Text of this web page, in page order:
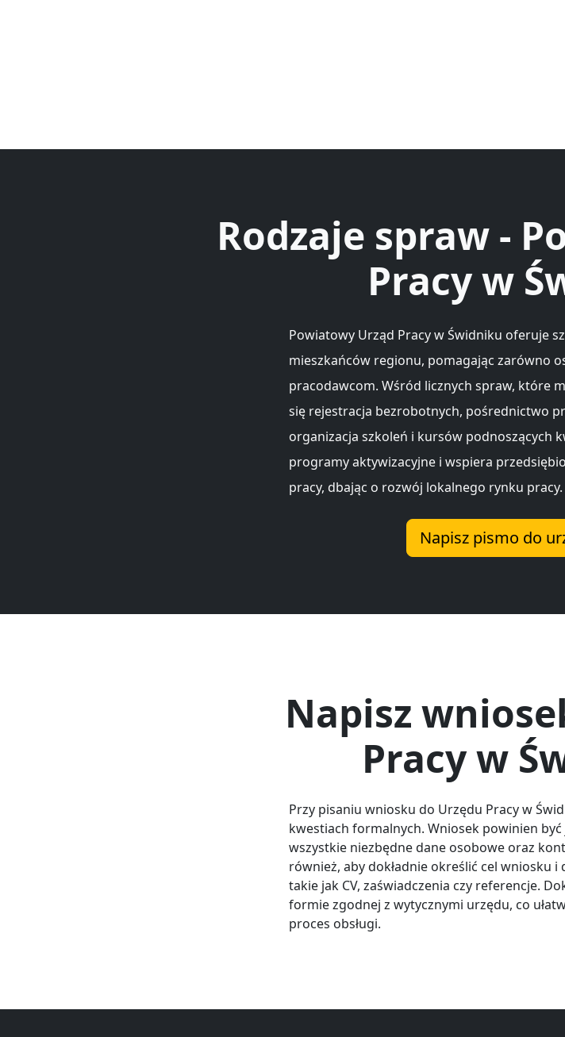
Rodzaje spraw -
Pracy w
Powiatowy Urząd Pracy w Świdniku oferuje
mieszkańców regionu, pomagając zarówno
pracodawcom. Wśród licznych spraw, które
się rejestracja bezrobotnych, pośrednictwo
organizacja szkoleń i kursów podnoszących
programy aktywizacyjne i wspiera
pracy, dbając o rozwój lokalnego rynku pracy.
Napisz pismo do
Napisz
Pracy w
Przy pisaniu wniosku do Urzędu Pracy w
kwestiach formalnych. Wniosek powinien
wszystkie niezbędne dane osobowe oraz
również, aby dokładnie określić cel wniosku i
takie jak CV, zaświadczenia czy referencje.
formie zgodnej z wytycznymi urzędu, co
proces obsługi.